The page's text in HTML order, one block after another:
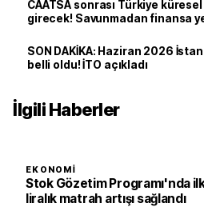
CAATSA sonrası Türkiye
girecek! Savunmadan finansa
SON DAKİKA: Haziran 2026
belli oldu! İTO açıkladı
İlgili Haberler
EKONOMI
Stok Gözetim Programı'nda
liralık matrah artışı sağlandı